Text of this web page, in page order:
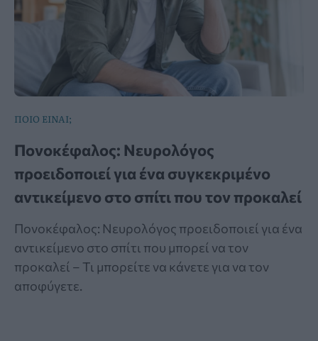
ΠΟΙΟ ΕΙΝΑΙ;
Πονοκέφαλος: Νευρολόγος
προειδοποιεί για ένα συγκεκριμένο
αντικείμενο στο σπίτι που τον προκαλεί
Πονοκέφαλος: Νευρολόγος προειδοποιεί για ένα
αντικείμενο στο σπίτι που μπορεί να τον
προκαλεί – Τι μπορείτε να κάνετε για να τον
αποφύγετε.